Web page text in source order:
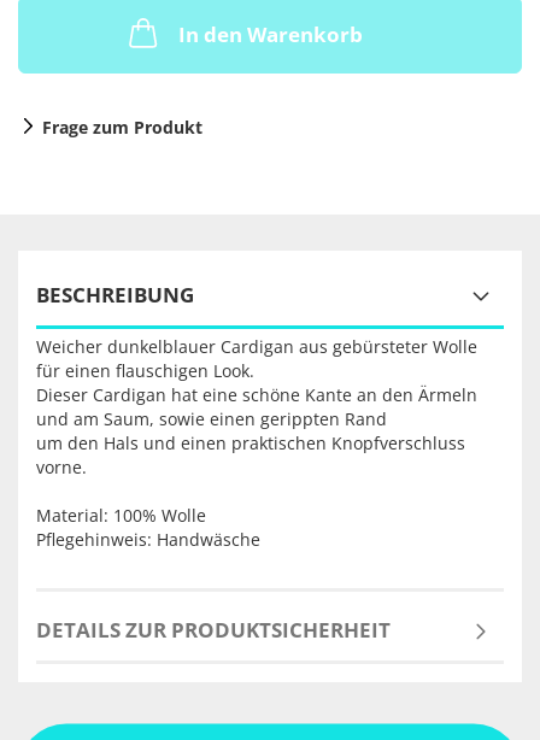
In den Warenkorb
Frage zum Produkt
BESCHREIBUNG
Weicher dunkelblauer Cardigan aus gebürsteter Wolle
für einen flauschigen Look.
Dieser Cardigan hat eine schöne Kante an den Ärmeln
und am Saum, sowie einen gerippten Rand
um den Hals und einen praktischen Knopfverschluss
vorne.
Material: 100% Wolle
Pflegehinweis: Handwäsche
DETAILS ZUR PRODUKTSICHERHEIT